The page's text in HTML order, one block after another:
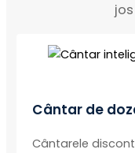
Cântar de
Cântarele